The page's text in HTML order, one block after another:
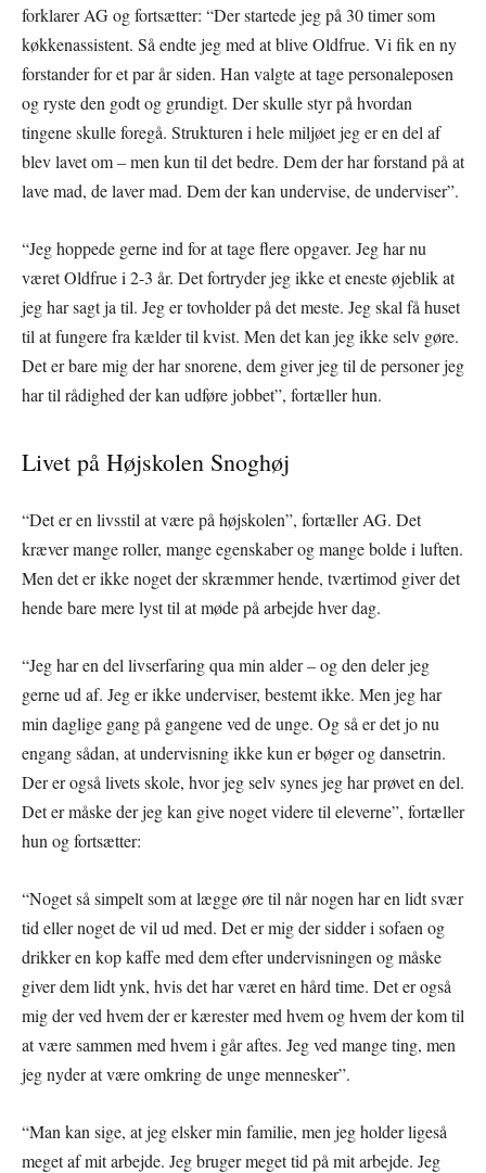
forklarer AG og fortsætter: “Der startede jeg på 30 timer som
køkkenassistent. Så endte jeg med at blive Oldfrue. Vi fik en ny
forstander for et par år siden. Han valgte at tage personaleposen
og ryste den godt og grundigt. Der skulle styr på hvordan
tingene skulle foregå. Strukturen i hele miljøet jeg er en del af
blev lavet om – men kun til det bedre. Dem der har forstand på at
lave mad, de laver mad. Dem der kan undervise, de underviser”.
“Jeg hoppede gerne ind for at tage flere opgaver. Jeg har nu
været Oldfrue i 2-3 år. Det fortryder jeg ikke et eneste øjeblik at
jeg har sagt ja til. Jeg er tovholder på det meste. Jeg skal få huset
til at fungere fra kælder til kvist. Men det kan jeg ikke selv gøre.
Det er bare mig der har snorene, dem giver jeg til de personer jeg
har til rådighed der kan udføre jobbet”, fortæller hun.
Livet på Højskolen Snoghøj
“Det er en livsstil at være på højskolen”, fortæller AG. Det
kræver mange roller, mange egenskaber og mange bolde i luften.
Men det er ikke noget der skræmmer hende, tværtimod giver det
hende bare mere lyst til at møde på arbejde hver dag.
“Jeg har en del livserfaring qua min alder – og den deler jeg
gerne ud af. Jeg er ikke underviser, bestemt ikke. Men jeg har
min daglige gang på gangene ved de unge. Og så er det jo nu
engang sådan, at undervisning ikke kun er bøger og dansetrin.
Der er også livets skole, hvor jeg selv synes jeg har prøvet en del.
Det er måske der jeg kan give noget videre til eleverne”, fortæller
hun og fortsætter:
“Noget så simpelt som at lægge øre til når nogen har en lidt svær
tid eller noget de vil ud med. Det er mig der sidder i sofaen og
drikker en kop kaffe med dem efter undervisningen og måske
giver dem lidt ynk, hvis det har været en hård time. Det er også
mig der ved hvem der er kærester med hvem og hvem der kom til
at være sammen med hvem i går aftes. Jeg ved mange ting, men
jeg nyder at være omkring de unge mennesker”.
“Man kan sige, at jeg elsker min familie, men jeg holder ligeså
meget af mit arbejde. Jeg bruger meget tid på mit arbejde. Jeg